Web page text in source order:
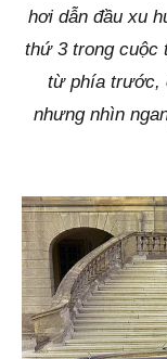
hơi dẫn đầu xu
thứ 3 trong cuộc
từ phía trước,
nhưng nhìn